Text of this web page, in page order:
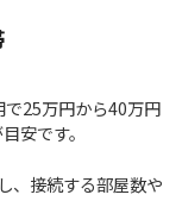
25万円から40万円
安です。
、接続する部屋数や